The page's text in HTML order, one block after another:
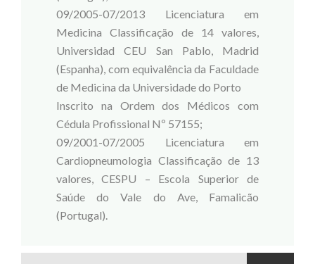
09/2005-07/2013 Licenciatura em
Medicina Classificação de 14 valores,
Universidad CEU San Pablo, Madrid
(Espanha), com equivalência da Faculdade
de Medicina da Universidade do Porto
Inscrito na Ordem dos Médicos com
Cédula Profissional Nº 57155;
09/2001-07/2005 Licenciatura em
Cardiopneumologia Classificação de 13
valores, CESPU – Escola Superior de
Saúde do Vale do Ave, Famalicão
(Portugal).